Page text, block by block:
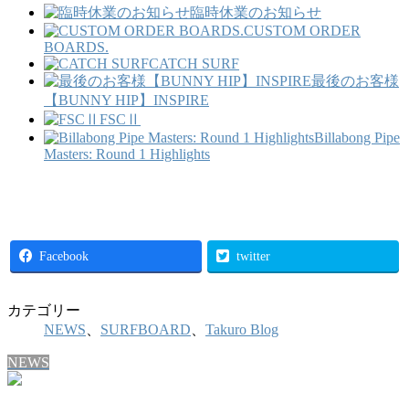
臨時休業のお知らせ
CUSTOM ORDER
BOARDS.
CATCH SURF
最後のお客様
【BUNNY HIP】INSPIRE
FSCⅡ
Billabong Pipe
Masters: Round 1 Highlights
Facebook twitter
カテゴリー
NEWS
SURFBOARD Takuro Blog
NEWS